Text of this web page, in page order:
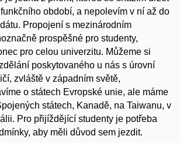
období, a nepolevím v ní až do
Propojení s mezinárodním
prospěšné pro studenty,
pro celou univerzitu. Můžeme si
poskytovaného u nás s úrovní
zvláště v západním světě,
o státech Evropské unie, ale máme
státech, Kanadě, na Taiwanu, v
Pro přijíždějící studenty je potřeba
aby měli důvod sem jezdit.